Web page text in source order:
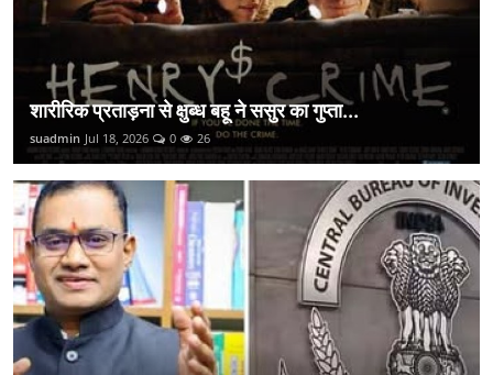
शारीरिक प्रताड़ना से क्षुब्ध बहू ने ससुर का गुप्ता...
suadmin Jul 18, 2026 0 26